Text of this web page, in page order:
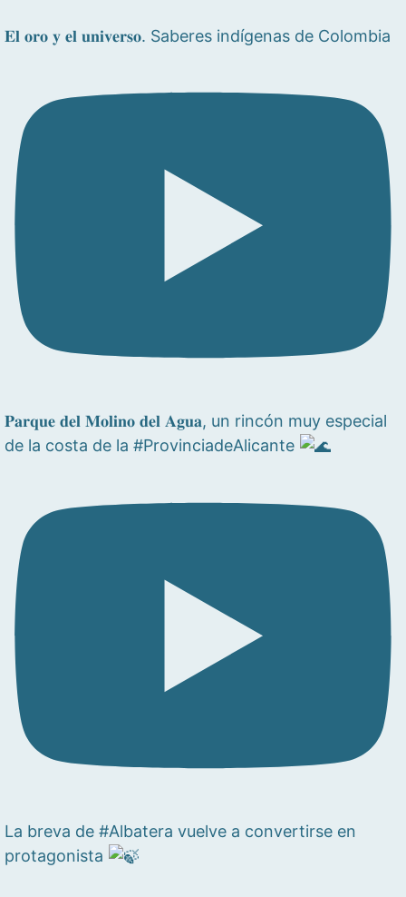
𝐄𝐥 𝐨𝐫𝐨 𝐲 𝐞𝐥 𝐮𝐧𝐢𝐯𝐞𝐫𝐬𝐨. Saberes indígenas de Colombia
𝐏𝐚𝐫𝐪𝐮𝐞 𝐝𝐞𝐥 𝐌𝐨𝐥𝐢𝐧𝐨 𝐝𝐞𝐥 𝐀𝐠𝐮𝐚, un rincón muy especial
de la costa de la #ProvinciadeAlicante
La breva de #Albatera vuelve a convertirse en
protagonista